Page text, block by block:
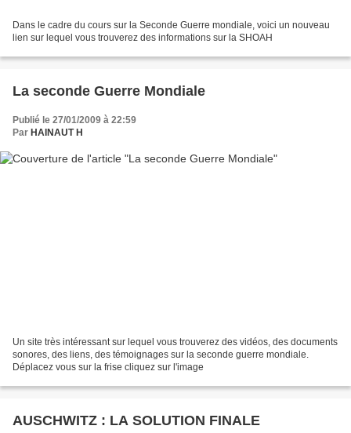
Dans le cadre du cours sur la Seconde Guerre mondiale, voici un nouveau
lien sur lequel vous trouverez des informations sur la SHOAH
La seconde Guerre Mondiale
Publié le 27/01/2009 à 22:59
Par HAINAUT H
Un site très intéressant sur lequel vous trouverez des vidéos, des documents
sonores, des liens, des témoignages sur la seconde guerre mondiale.
Déplacez vous sur la frise cliquez sur l'image
AUSCHWITZ : LA SOLUTION FINALE